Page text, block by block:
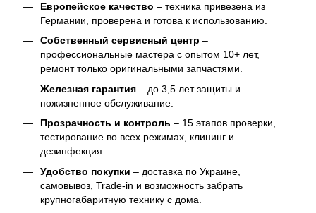
Европейское качество – техника привезена из
Германии, проверена и готова к использованию.
Собственный сервисный центр –
профессиональные мастера с опытом 10+ лет,
ремонт только оригинальными запчастями.
Железная гарантия – до 3,5 лет защиты и
пожизненное обслуживание.
Прозрачность и контроль – 15 этапов проверки,
тестирование во всех режимах, клининг и
дезинфекция.
Удобство покупки – доставка по Украине,
самовывоз, Trade-in и возможность забрать
крупногабаритную технику с дома.